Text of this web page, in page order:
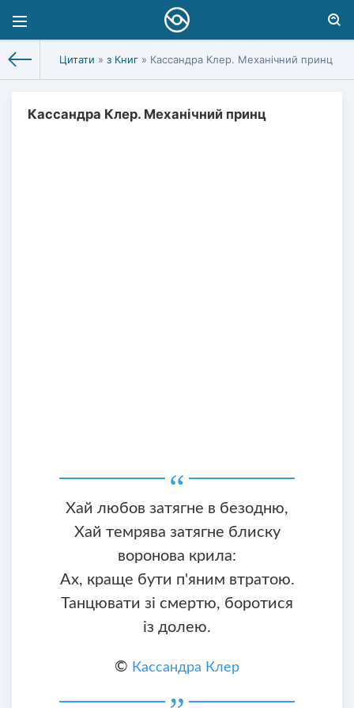
Цитати » з Книг » Кассандра Клер. Механічний принц
Кассандра Клер. Механічний принц
Хай любов затягне в безодню,
Хай темрява затягне блиску
воронова крила:
Ах, краще бути п'яним втратою.
Танцювати зі смертю, боротися
із долею.
© Кассандра Клер